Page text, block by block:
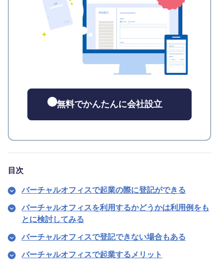
無料でかんたんに会社設立
目次
バーチャルオフィスで起業の際に登記ができる
バーチャルオフィスを利用するかどうかは利用例をも
とに検討してみる
バーチャルオフィスで登記できない場合もある
バーチャルオフィスで起業するメリット